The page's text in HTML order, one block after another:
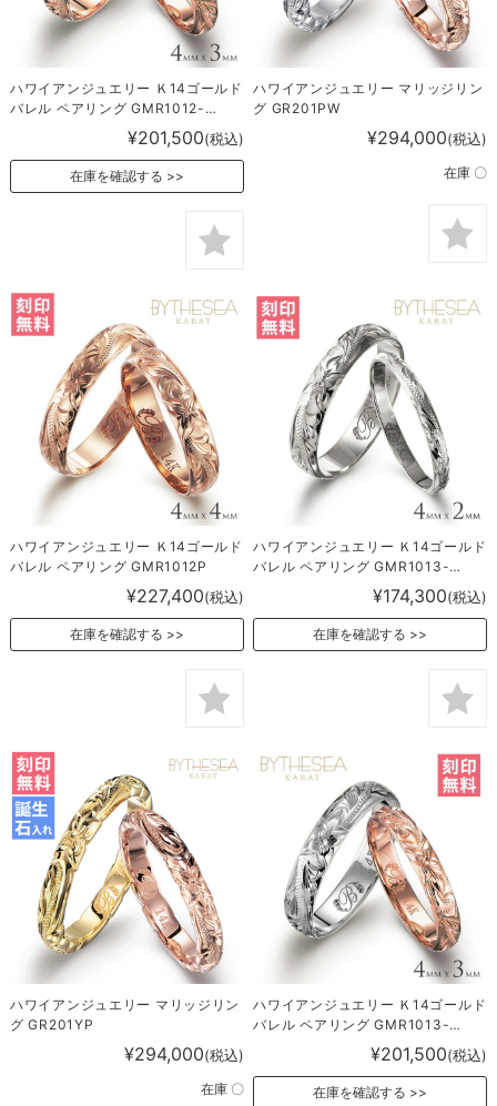
ハワイアンジュエリー Ｋ14ゴールド
バレル ペアリング GMR1012-
¥201,500(税込)
在庫を確認する
ハワイアンジュエリー マリッジリン
グ GR201PW
¥294,000(税込)
在庫 〇
ハワイアンジュエリー Ｋ14ゴールド
バレル ペアリング GMR1012P
¥227,400(税込)
在庫を確認する
ハワイアンジュエリー Ｋ14ゴールド
バレル ペアリング GMR1013-
¥174,300(税込)
在庫を確認する
ハワイアンジュエリー マリッジリン
グ GR201YP
¥294,000(税込)
在庫 〇
ハワイアンジュエリー Ｋ14ゴールド
バレル ペアリング GMR1013-
¥201,500(税込)
在庫を確認する